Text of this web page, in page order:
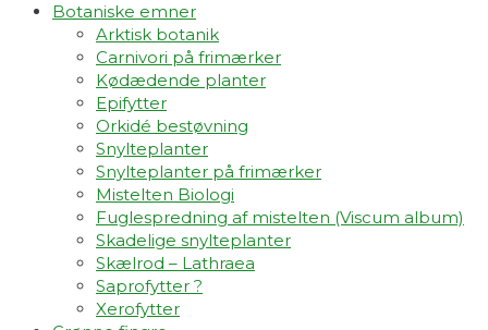
Botaniske emner
Arktisk botanik
Carnivori på frimærker
Kødædende planter
Epifytter
Orkidé bestøvning
Snylteplanter
Snylteplanter på frimærker
Mistelten Biologi
Fuglespredning af mistelten (Viscum album)​
Skadelige snylteplanter
Skælrod – Lathraea
Saprofytter ?
Xerofytter